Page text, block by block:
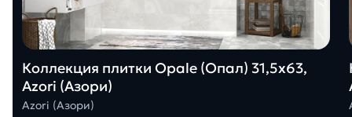
Коллекция плитки Opale (Опал) 31,5х63,
Azori (Азори)
Azori (Азори)